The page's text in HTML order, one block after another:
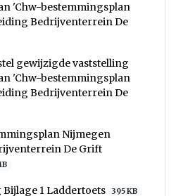
'Chw-bestemmingsplan
Bedrijventerrein De
gewijzigde vaststelling
'Chw-bestemmingsplan
Bedrijventerrein De
Nijmegen
De Grift
1 Laddertoets 395 KB